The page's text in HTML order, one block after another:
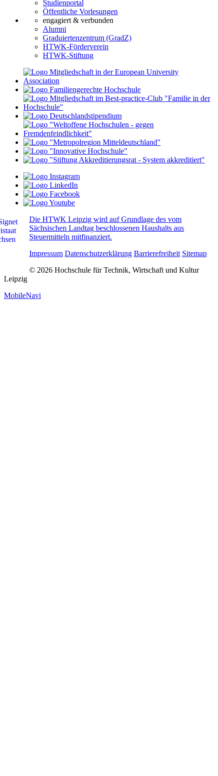
Studienportal
Öffentliche Vorlesungen
engagiert & verbunden
Alumni
Graduiertenzentrum (GradZ)
HTWK-Förderverein
HTWK-Stiftung
Die HTWK Leipzig wird auf Grundlage des vom
Sächsischen Landtag beschlossenen Haushalts aus
Steuermitteln mitfinanziert.
Impressum Datenschutzerklärung Barrierefreiheit Sitemap
© 2026 Hochschule für Technik, Wirtschaft und Kultur
Leipzig
MobileNavi